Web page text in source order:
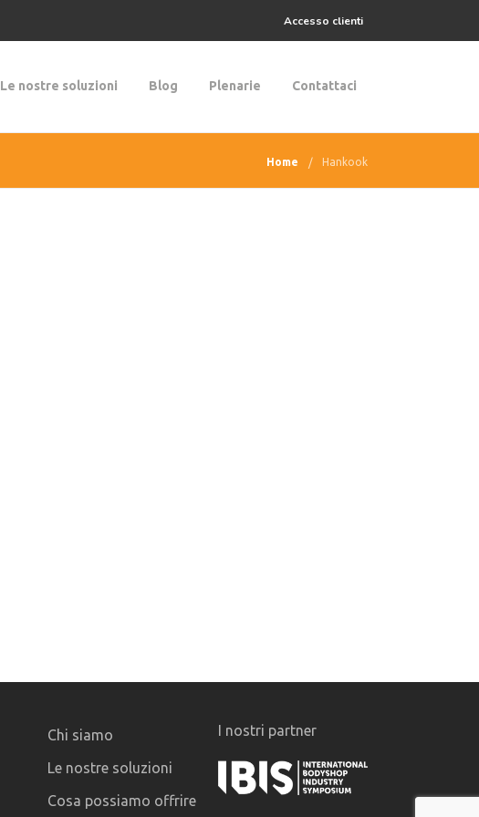
Accesso clienti
Le nostre soluzioni Blog Plenarie Contattaci
Home Hankook
Chi siamo
Le nostre soluzioni
Cosa possiamo offrire
I nostri partner